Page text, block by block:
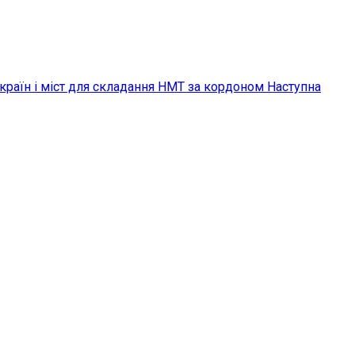
і міст для складання НМТ за кордоном Наступна